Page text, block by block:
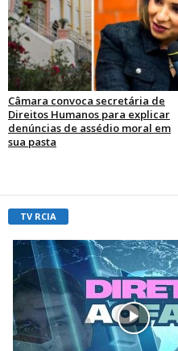
Câmara convoca secretária de
Direitos Humanos para explicar
denúncias de assédio moral em
sua pasta
TV RCIA